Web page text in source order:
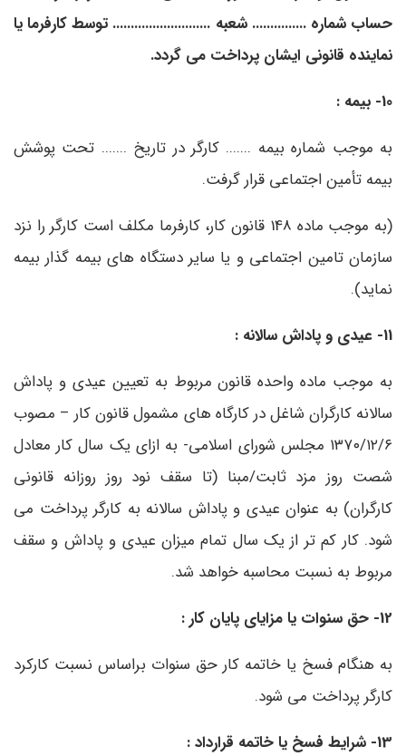
حساب شماره ............... شعبه ........................... توسط کارفرما یا
نماینده قانونی ایشان پرداخت می گردد.
10- بیمه :
به موجب شماره بیمه ....... کارگر در تاریخ ....... تحت پوشش
بیمه تأمین اجتماعی قرار گرفت.
(به موجب ماده 148 قانون کار، کارفرما مکلف است کارگر را نزد
سازمان تامین اجتماعی و یا سایر دستگاه های بیمه گذار بیمه
نماید).
11- عیدی و پاداش سالانه :
به موجب ماده واحده قانون مربوط به تعیین عیدی و پاداش
سالانه کارگران شاغل در کارگاه های مشمول قانون کار – مصوب
۱۳۷۰/۱۲/۶ مجلس شورای اسلامی- به ازای یک سال کار معادل
شصت روز مزد ثابت/مبنا (تا سقف نود روز روزانه قانونی
کارگران) به عنوان عیدی و پاداش سالانه به کارگر پرداخت می
شود. کار کم تر از یک سال تمام میزان عیدی و پاداش و سقف
مربوط به نسبت محاسبه خواهد شد.
12- حق سنوات یا مزایای پایان کار :
به هنگام فسخ یا خاتمه کار حق سنوات براساس نسبت کارکرد
کارگر پرداخت می شود.
13- شرایط فسخ یا خاتمه قرارداد :